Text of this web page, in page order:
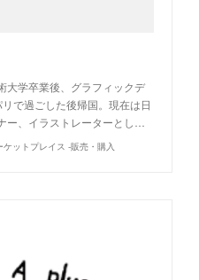
大学卒業後、グラフィックデ
で過ごした後帰国。現在は日
ー、イラストレーターとし…
ットプレイス -販売・購入